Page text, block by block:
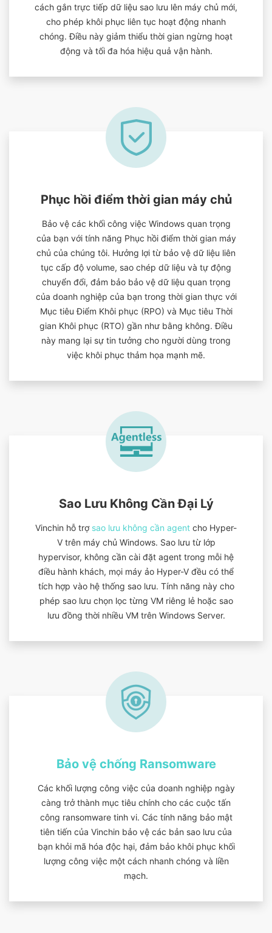
cách gắn trực tiếp dữ liệu sao lưu lên máy chủ mới,
cho phép khôi phục liên tục hoạt động nhanh
chóng. Điều này giảm thiểu thời gian ngừng hoạt
động và tối đa hóa hiệu quả vận hành.
Phục hồi điểm thời gian máy chủ
Bảo vệ các khối công việc Windows quan trọng
của bạn với tính năng Phục hồi điểm thời gian máy
chủ của chúng tôi. Hưởng lợi từ bảo vệ dữ liệu liên
tục cấp độ volume, sao chép dữ liệu và tự động
chuyển đổi, đảm bảo bảo vệ dữ liệu quan trọng
của doanh nghiệp của bạn trong thời gian thực với
Mục tiêu Điểm Khôi phục (RPO) và Mục tiêu Thời
gian Khôi phục (RTO) gần như bằng không. Điều
này mang lại sự tin tưởng cho người dùng trong
việc khôi phục thảm họa mạnh mẽ.
Sao Lưu Không Cần Đại Lý
Vinchin hỗ trợ sao lưu không cần agent cho Hyper-
V trên máy chủ Windows. Sao lưu từ lớp
hypervisor, không cần cài đặt agent trong mỗi hệ
điều hành khách, mọi máy ảo Hyper-V đều có thể
tích hợp vào hệ thống sao lưu. Tính năng này cho
phép sao lưu chọn lọc từng VM riêng lẻ hoặc sao
lưu đồng thời nhiều VM trên Windows Server.
Bảo vệ chống Ransomware
Các khối lượng công việc của doanh nghiệp ngày
càng trở thành mục tiêu chính cho các cuộc tấn
công ransomware tinh vi. Các tính năng bảo mật
tiên tiến của Vinchin bảo vệ các bản sao lưu của
bạn khỏi mã hóa độc hại, đảm bảo khôi phục khối
lượng công việc một cách nhanh chóng và liền
mạch.